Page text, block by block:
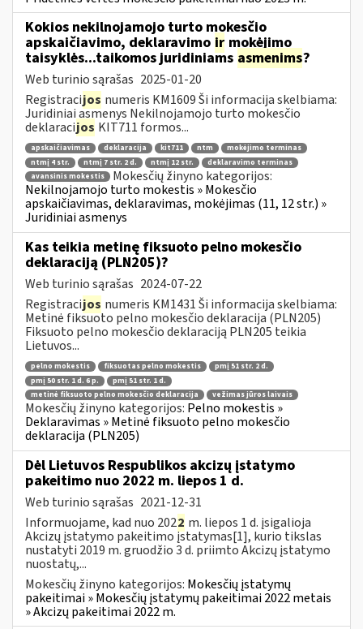
Kokios nekilnojamojo turto mokesčio
apskaičiavimo, deklaravimo ir mokėjimo
taisyklės...taikomos juridiniams asmenims?
Web turinio sąrašas 2025-01-20
Registracijos numeris KM1609 Ši informacija skelbiama:
Juridiniai asmenys Nekilnojamojo turto mokesčio
deklaracijos KIT711 formos...
apskaičiavimas deklaracija kit711 ntm
mokėjimo terminas
ntmį 4 str.
ntmį 7 str. 2 d. ntmį 12 str.
deklaravimo terminas
avansinis mokestis
Mokesčių žinyno kategorijos:
Nekilnojamojo turto mokestis » Mokesčio
apskaičiavimas, deklaravimas, mokėjimas (11, 12 str.) »
Juridiniai asmenys
Kas teikia metinę fiksuoto pelno mokesčio
deklaraciją (PLN205)?
Web turinio sąrašas 2024-07-22
Registracijos numeris KM1431 Ši informacija skelbiama:
Metinė fiksuoto pelno mokesčio deklaracija (PLN205)
Fiksuoto pelno mokesčio deklaraciją PLN205 teikia
Lietuvos...
pelno mokestis fiksuotas pelno mokestis
pmį 51 str. 2 d.
pmį 50 str. 1 d. 6 p.
pmį 51 str. 1 d.
metinė fiksuoto pelno mokesčio deklaracija
vežimas jūros laivais
Mokesčių žinyno kategorijos: Pelno mokestis »
Deklaravimas » Metinė fiksuoto pelno mokesčio
deklaracija (PLN205)
Dėl Lietuvos Respublikos akcizų įstatymo
pakeitimo nuo 2022 m. liepos 1 d.
Web turinio sąrašas 2021-12-31
Informuojame, kad nuo 2022 m. liepos 1 d. įsigalioja
Akcizų įstatymo pakeitimo įstatymas[1], kurio tikslas
nustatyti 2019 m. gruodžio 3 d. priimto Akcizų įstatymo
nuostatų,...
Mokesčių žinyno kategorijos: Mokesčių įstatymų
pakeitimai » Mokesčių įstatymų pakeitimai 2022 metais
» Akcizų pakeitimai 2022 m.